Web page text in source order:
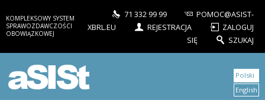
KOMPLEKSOWY SYSTEM
SPRAWOZDAWCZOŚCI
OBOWIĄZKOWEJ
71 332 99 99
POMOC@ASIST-
XBRL.EU
REJESTRACJA
ZALOGUJ
SIĘ
SZUKAJ
aSISt
Polski
English